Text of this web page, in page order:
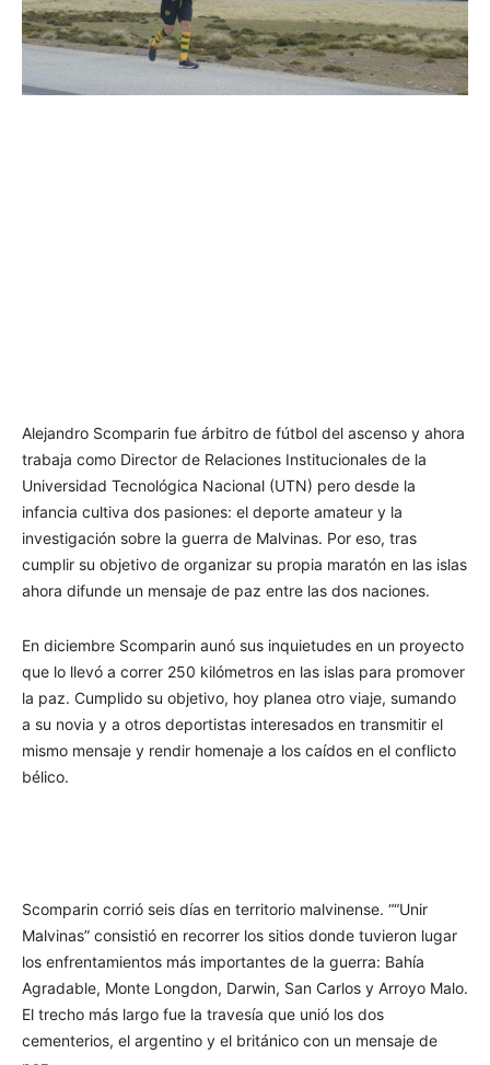
Alejandro Scomparin fue árbitro de fútbol del ascenso y ahora
trabaja como Director de Relaciones Institucionales de la
Universidad Tecnológica Nacional (UTN) pero desde la
infancia cultiva dos pasiones: el deporte amateur y la
investigación sobre la guerra de Malvinas. Por eso, tras
cumplir su objetivo de organizar su propia maratón en las islas
ahora difunde un mensaje de paz entre las dos naciones.
En diciembre Scomparin aunó sus inquietudes en un proyecto
que lo llevó a correr 250 kilómetros en las islas para promover
la paz. Cumplido su objetivo, hoy planea otro viaje, sumando
a su novia y a otros deportistas interesados en transmitir el
mismo mensaje y rendir homenaje a los caídos en el conflicto
bélico.
Scomparin corrió seis días en territorio malvinense. ““Unir
Malvinas” consistió en recorrer los sitios donde tuvieron lugar
los enfrentamientos más importantes de la guerra: Bahía
Agradable, Monte Longdon, Darwin, San Carlos y Arroyo Malo.
El trecho más largo fue la travesía que unió los dos
cementerios, el argentino y el británico con un mensaje de